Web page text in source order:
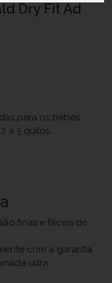
Dry Fit Ad
para os bebés
a 5 quilos.
finas e fáceis de
com a garantia
ultra